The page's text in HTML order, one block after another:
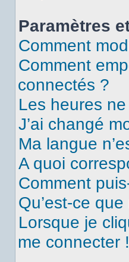
Paramètres
Comment
Comment
connectés ?
Les heures
J’ai changé
Ma langue
A quoi
Comment
Qu’est-ce
Lorsque je
me connecter